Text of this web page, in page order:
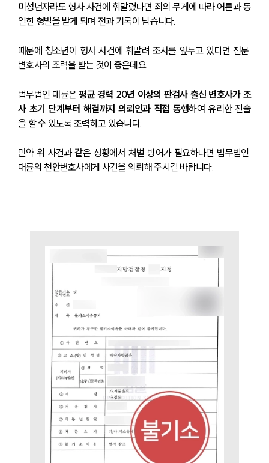
미성년자라도 형사 사건에 휘말렸다면 죄의 무게에 따라 어른과 동
일한 형벌을 받게 되며 전과 기록이 남습니다.
때문에 청소년이 형사 사건에 휘말려 조사를 앞두고 있다면 전문
변호사의 조력을 받는 것이 좋은데요.
법무법인 대륜은 평균 경력 20년 이상의 판검사 출신 변호사가 조
사 초기 단계부터 해결까지 의뢰인과 직접 동행하여 유리한 진술
을 할 수 있도록 조력하고 있습니다.
만약 위 사건과 같은 상황에서 처벌 방어가 필요하다면 법무법인
대륜의 천안변호사에게 사건을 의뢰해 주시길 바랍니다.